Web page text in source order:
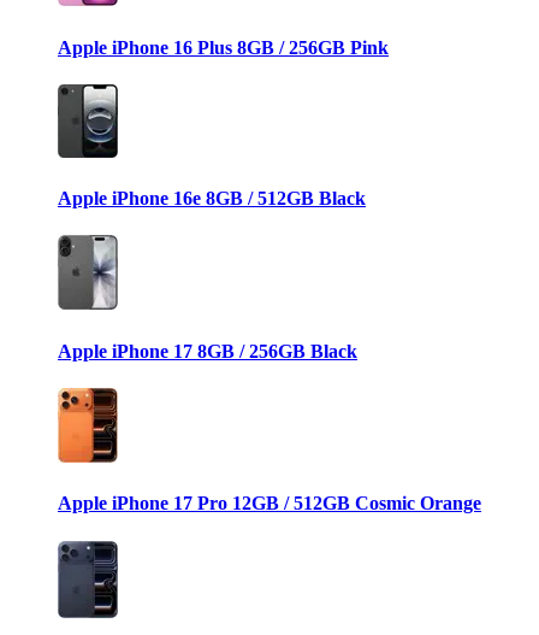
Apple iPhone 16 Plus 8GB / 256GB Pink
Apple iPhone 16e 8GB / 512GB Black
Apple iPhone 17 8GB / 256GB Black
Apple iPhone 17 Pro 12GB / 512GB Cosmic Orange